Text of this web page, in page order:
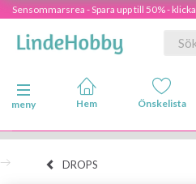
Sensommarsrea - Spara upp till 50% -
Ändra navigering
meny
DROPS